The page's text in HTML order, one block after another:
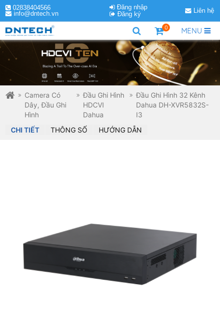
02838404566
info@dntech.vn
Đăng nhập
Đăng ký
Liên hệ
MENU
0
Camera Có
Dây, Đầu Ghi
Hình
Đầu Ghi Hình
HDCVI
Dahua
Đầu Ghi Hình 32 Kênh
Dahua DH-XVR5832S-
I3
CHI TIẾT
THÔNG SỐ HƯỚNG DẪN